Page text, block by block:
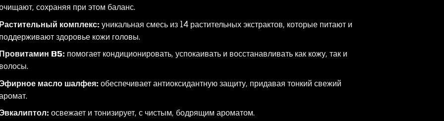
сохраняя при этом баланс.
Растительный комплекс: уникальная смесь из 14 растительных экстрактов, которые питают и
поддерживают здоровье кожи головы.
Провитамин B5: помогает кондиционировать, успокаивать и восстанавливать как кожу, так и
волосы.
масло шалфея: обеспечивает антиоксидантную защиту, придавая тонкий свежий
освежает и тонизирует, с чистым, бодрящим ароматом.